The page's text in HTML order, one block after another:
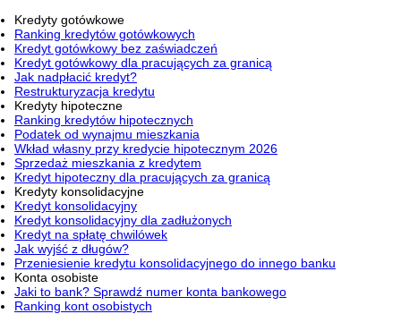
Kredyty gotówkowe
Ranking kredytów gotówkowych
Kredyt gotówkowy bez zaświadczeń
Kredyt gotówkowy dla pracujących za granicą
Jak nadpłacić kredyt?
Restrukturyzacja kredytu
Kredyty hipoteczne
Ranking kredytów hipotecznych
Podatek od wynajmu mieszkania
Wkład własny przy kredycie hipotecznym 2026
Sprzedaż mieszkania z kredytem
Kredyt hipoteczny dla pracujących za granicą
Kredyty konsolidacyjne
Kredyt konsolidacyjny
Kredyt konsolidacyjny dla zadłużonych
Kredyt na spłatę chwilówek
Jak wyjść z długów?
Przeniesienie kredytu konsolidacyjnego do innego banku
Konta osobiste
Jaki to bank? Sprawdź numer konta bankowego
Ranking kont osobistych